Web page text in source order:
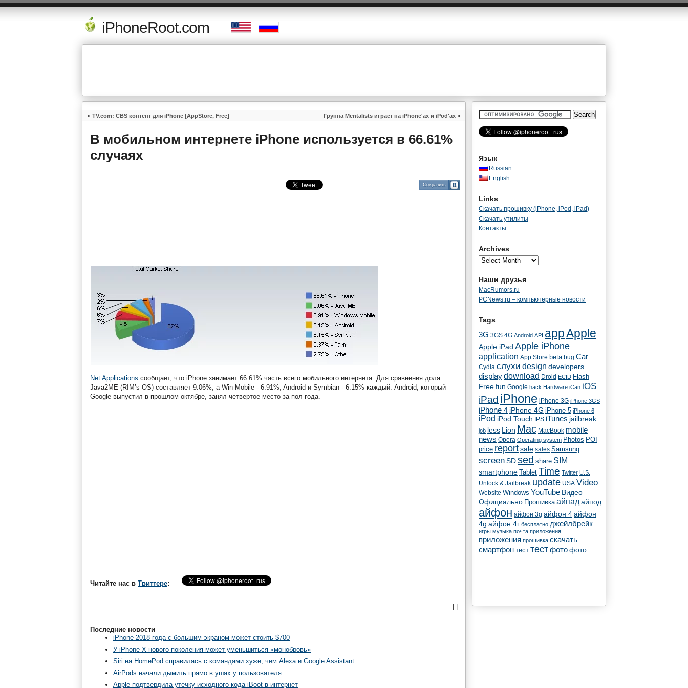
iPhoneRoot.com
« TV.com: CBS контент для iPhone [AppStore, Free] Группа Mentalists играет на iPhone'ах и iPod'ах »
В мобильном интернете iPhone используется в 66.61%
случаях
Сохранить
Net Applications сообщает, что iPhone занимает 66.61% часть всего мобильного интернета. Для сравнения доля
Java2ME (RIM’s OS) составляет 9.06%, а Win Mobile - 6.91%, Android и Symbian - 6.15% каждый. Android, который
Google выпустил в прошлом октябре, занял четвертое место за пол года.
Читайте нас в Твиттере:
Последние новости
iPhone 2018 года с большим экраном может стоить $700
У iPhone X нового поколения может уменьшиться «монобровь»
Siri на HomePod справилась с командами хуже, чем Alexa и Google Assistant
AirPods начали дымить прямо в ушах у пользователя
Apple подтвердила утечку исходного кода iBoot в интернет
Язык
Russian
English
Links
Скачать прошивку (iPhone, iPod, iPad)
Скачать утилиты
Контакты
Archives
Наши друзья
MacRumors.ru
PCNews.ru – компьютерные новости
Tags
3G 3GS 4G Android API appApple
Apple iPad Apple iPhone
application App Store beta bug Car
Cydia cлухи design developers
displaydownload Droid ECID Flash
Free fun Google hack Hardware iCan iOS
iPad iPhone iPhone 3G iPhone 3GS
iPhone 4 iPhone 4G iPhone 5 iPhone 6
iPod iPod Touch IPS iTunes jailbreak
job less Lion Mac MacBook mobile
news Opera Operating system Photos POI
price reportsale sales Samsung
screen SD sed share SIM
smartphone Tablet Time Twitter U.S.
Unlock & Jailbreak update USA Video
Website Windows YouTube Видео
Официально
Прошивка айпад айпод
айфон айфон 3g айфон 4айфон
4g айфон 4г бесплатно джейлбрейк
игры музыка почта приложения
приложения прошивка скачать
смартфон тест тестфото фото